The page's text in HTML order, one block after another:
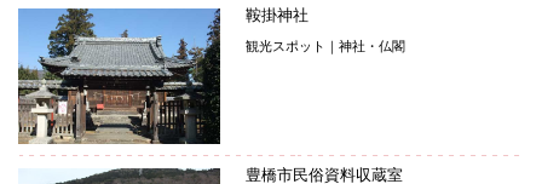
鞍掛神社
観光スポット｜神社・仏閣
豊橋市民俗資料収蔵室